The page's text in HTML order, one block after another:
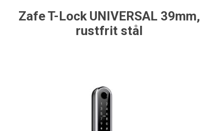
Zafe T-Lock UNIVERSAL 39mm,
rustfrit stål